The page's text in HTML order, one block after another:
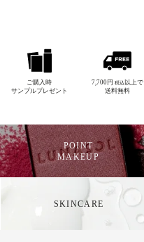
ご購入時
サンプルプレゼント
7,700円 税込以上で
送料無料
POINT
MAKEUP
SKINCARE